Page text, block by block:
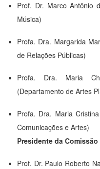
Prof. Dr. Marco Antônio
Música)
Profa. Dra. Margarida
de Relações Públicas)
Profa. Dra. Maria
(Departamento de Artes
Profa. Dra. Maria
Comunicações e Artes)
Presidente da Comissão
Prof. Dr. Paulo Roberto